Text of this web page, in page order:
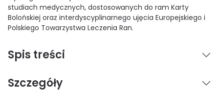
studiach medycznych, dostosowanych do ram Karty
Bolońskiej oraz interdyscyplinarnego ujęcia Europejskiego i
Polskiego Towarzystwa Leczenia Ran.
Spis treści
Szczegóły